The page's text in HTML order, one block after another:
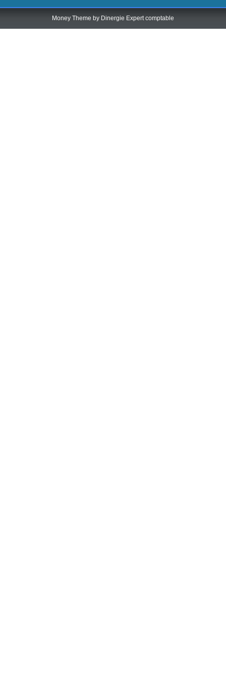
Money Theme by Dinergie Expert comptable